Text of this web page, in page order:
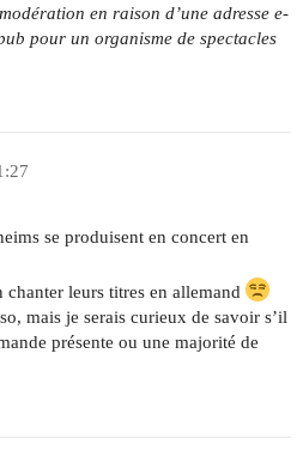
en raison d’une adresse e-
pour un organisme de spectacles
se produisent en concert en
chanter leurs titres en allemand
mais je serais curieux de savoir s’il
présente ou une majorité de